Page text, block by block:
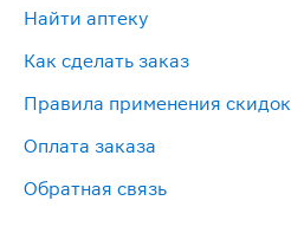
Найти аптеку
Как сделать заказ
Правила применения скидок
Оплата заказа
Обратная связь